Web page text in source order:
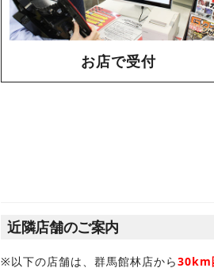
お店で受付
近隣店舗のご案内
※以下の店舗は、群馬館林店から30km